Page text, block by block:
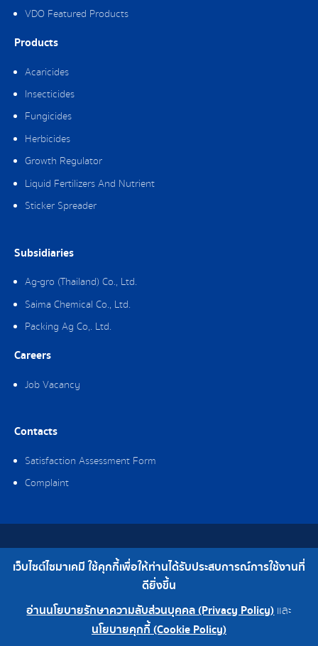
VDO Featured Products
Products
Acaricides
Insecticides
Fungicides
Herbicides
Growth Regulator
Liquid Fertilizers And Nutrient
Sticker Spreader
Subsidiaries
Ag-gro (Thailand) Co., Ltd.
Saima Chemical Co., Ltd.
Packing Ag Co,. Ltd.
Careers
Job Vacancy
Contacts
Satisfaction Assessment Form
Complaint
Copyright © 2019 Saima Chemical Co., Ltd. All Rights Reserved.
Telephone : 0-2308-2102 | Fax : 0-2308-2487
เว็บไซต์ไซมาเคมี ใช้คุกกี้เพื่อให้ท่านได้รับประสบการณ์การใช้งานที่
ดียิ่งขึ้น
อ่านนโยบายรักษาความลับส่วนบุคคล (Privacy Policy) และ
นโยบายคุกกี้ (Cookie Policy)
Head Office 0-2308-2102
Factory 0-2324-0515-6